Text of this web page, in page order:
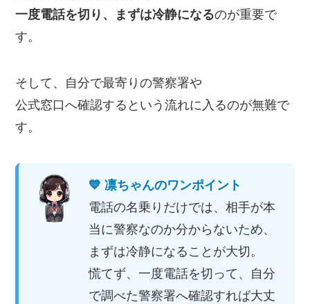
一度電話を切り、まずは冷静になるのが重要で
す。
そして、自分で最寄りの警察署や
公式窓口へ確認するという流れに入るのが無難で
す。
💙 凛ちゃんのワンポイント
電話の名乗りだけでは、相手が本
当に警察なのか分からないため、
まずは冷静になることが大切。
慌てず、一度電話を切って、自分
で調べた警察署へ確認すれば大丈